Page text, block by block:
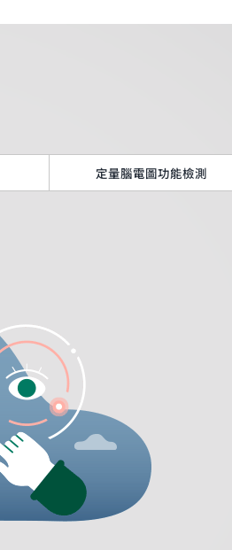
定量腦電圖功能檢測